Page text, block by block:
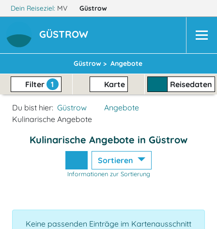
Dein Reiseziel: MV Güstrow
GÜSTROW
Güstrow > Angebote
Filter 1 Karte Reisedaten
Du bist hier: Güstrow
Angebote
Kulinarische Angebote
Kulinarische Angebote in Güstrow
Sortieren
Informationen zur Sortierung
Keine passenden Einträge im Kartenausschnitt